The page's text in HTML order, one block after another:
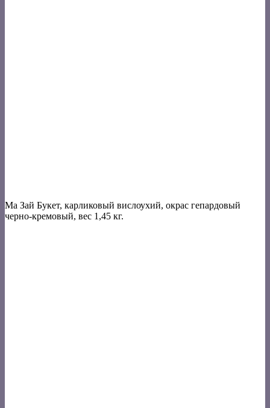
Ма Зай Букет, карликовый вислоухий, окрас гепардовый
черно-кремовый, вес 1,45 кг.